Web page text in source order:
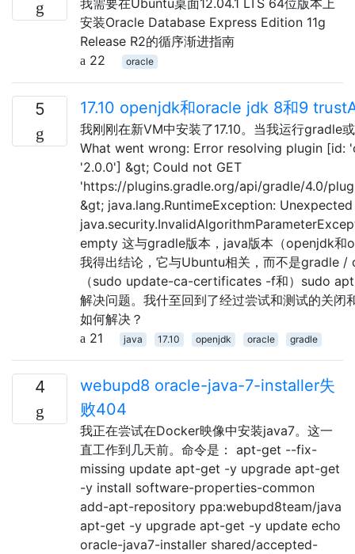
安装Oracle Database Express Edition 11g
Release R2的循序渐进指南
22
oracle
5 17.10 openjdk和oracle jdk 8和9
我刚刚在新VM中安装了17.10。当我运行
What went wrong: Error resolving plugin [id:
'2.0.0'] &gt; Could not GET
'https://plugins.gradle.org/api/gradle/4.0/
&gt; java.lang.RuntimeException:
empty 这与gradle版本，java版本（openjdk和
我得出结论，它与Ubuntu相关，而不是gradle
（sudo update-ca-certificates -f和）sudo
解决问题。我什至回到了经过尝试和测试的关
如何解决？
21
java 17.10 openjdk oracle gradle
4
webupd8 oracle-java-7-installer失
败404
我正在尝试在Docker映像中安装java7。这一
直工作到几天前。命令是： apt-get --fix-
missing update apt-get -y upgrade apt-get
-y install software-properties-common
add-apt-repository ppa:webupd8team/java
apt-get -y upgrade apt-get -y update echo
oracle-java7-installer shared/accepted-